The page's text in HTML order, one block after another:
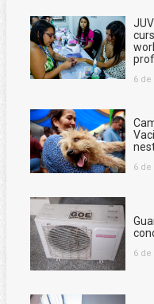
6 de
6 de
6 de